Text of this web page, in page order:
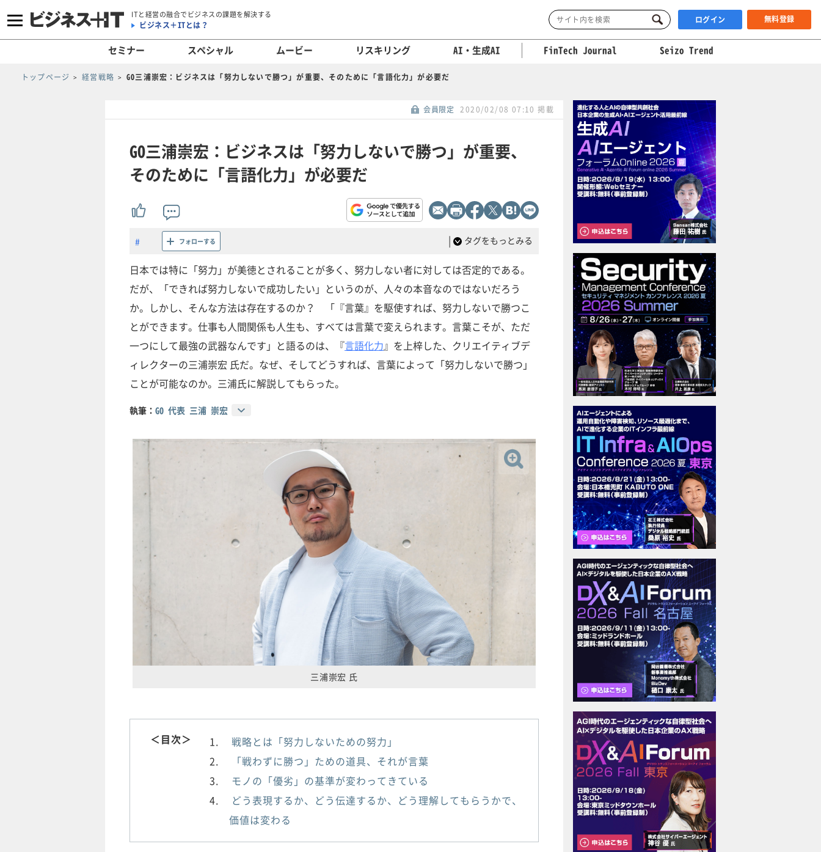
ITと経営の融合でビジネスの課題を解決する
ビジネス＋ITとは？ ログイン 無料登録
セミナー スペシャル ムービー リスキリング AI・生成AI FinTech Journal Seizo Trend
トップページ 経営戦略 GO三浦崇宏：ビジネスは「努力しないで勝つ」が重要、そのために「言語化力」が必要だ
会員限定 2020/02/08 07:10 掲載
GO三浦崇宏：ビジネスは「努力しないで勝つ」が重要、
そのために「言語化力」が必要だ
フォローする | タグをもっとみる
日本では特に「努力」が美徳とされることが多く、努力しない者に対しては否定的である。
だが、「できれば努力しないで成功したい」というのが、人々の本音なのではないだろう
か。しかし、そんな方法は存在するのか？ 「『言葉』を駆使すれば、努力しないで勝つこ
とができます。仕事も人間関係も人生も、すべては言葉で変えられます。言葉こそが、ただ
一つにして最強の武器なんです」と語るのは、『言語化力』を上梓した、クリエイティブデ
ィレクターの三浦崇宏 氏だ。なぜ、そしてどうすれば、言葉によって「努力しないで勝つ」
ことが可能なのか。三浦氏に解説してもらった。
執筆： GO 代表 三浦 崇宏
三浦崇宏 氏
＜目次＞
戦略とは「努力しないための努力」
「戦わずに勝つ」ための道具、それが言葉
モノの「優劣」の基準が変わってきている
どう表現するか、どう伝達するか、どう理解してもらうかで、
価値は変わる